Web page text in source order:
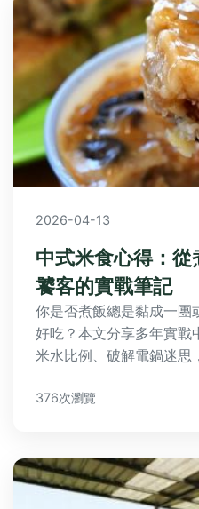
2026-04-13
中式米食心得：
饕客的實戰筆記
你是否煮飯總是黏成一團
好吃？本文分享多年實戰
米水比例、破解電鍋迷思
深入台灣米食文化核心。
376次瀏覽